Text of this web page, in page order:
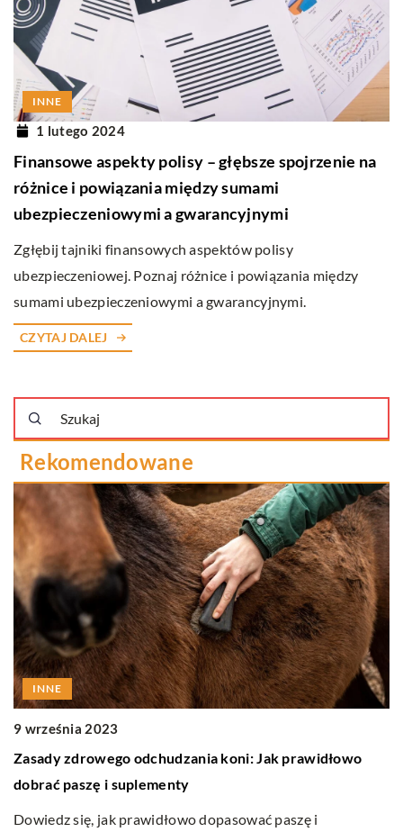
INNE
1 lutego 2024
Finansowe aspekty polisy – głębsze spojrzenie na
różnice i powiązania między sumami
ubezpieczeniowymi a gwarancyjnymi
Zgłębij tajniki finansowych aspektów polisy
ubezpieczeniowej. Poznaj różnice i powiązania między
sumami ubezpieczeniowymi a gwarancyjnymi.
CZYTAJ DALEJ
Rekomendowane
INNE
9 września 2023
Zasady zdrowego odchudzania koni: Jak prawidłowo
dobrać paszę i suplementy
Dowiedz się, jak prawidłowo dopasować paszę i